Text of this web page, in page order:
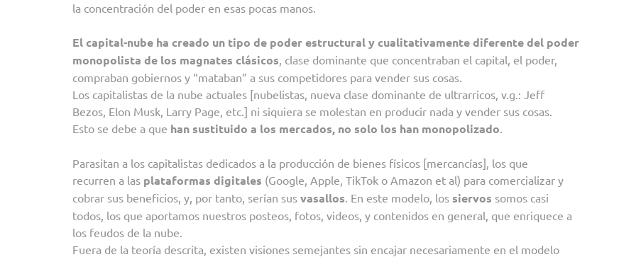
la concentración del poder en esas pocas manos.
El capital-nube ha creado un tipo de poder estructural y cualitativamente diferente del poder
monopolista de los magnates clásicos , clase dominante que concentraban el capital, el poder,
compraban gobiernos y “mataban” a sus competidores para vender sus cosas.
Los capitalistas de la nube actuales [nubelistas, nueva clase dominante de ultrarricos, v.g.: Jeff
Bezos, Elon Musk, Larry Page, etc.] ni siquiera se molestan en producir nada y vender sus cosas.
Esto se debe a que han sustituido a los mercados, no solo los han monopolizado
Parasitan a los capitalistas dedicados a la producción de bienes físicos [mercancías], los que
recurren a las plataformas digitales (Google, Apple, TikTok o Amazon et al) para comercializar y
cobrar sus beneficios, y, por tanto, serían sus vasallos . En este modelo, los siervos somos casi
todos, los que aportamos nuestros posteos, fotos, videos, y contenidos en general, que enriquece a
los feudos de la nube.
Fuera de la teoría descrita, existen visiones semejantes sin encajar necesariamente en el modelo